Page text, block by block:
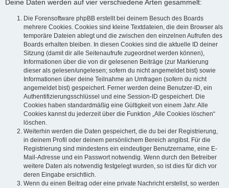
Deine Daten werden auf vier verschiedene Arten gesammelt:
Die Forensoftware phpBB erstellt bei deinem Besuch des Boards
mehrere Cookies. Cookies sind kleine Textdateien, die dein Browser als
temporäre Dateien ablegt und die zwischen den einzelnen Aufrufen des
Boards erhalten bleiben. In diesen Cookies sind die aktuelle ID deiner
Sitzung (damit dir alle Seitenaufrufe zugeordnet werden können),
Informationen über die von dir gelesenen Beiträge (zur Markierung
dieser als gelesen/ungelesen; sofern du nicht angemeldet bist) sowie
Informationen über deine Teilnahme an Umfragen (sofern du nicht
angemeldet bist) gespeichert. Ferner werden deine Benutzer-ID, ein
Authentifizierungsschlüssel und eine Session-ID gespeichert. Die
Cookies haben standardmäßig eine Gültigkeit von einem Jahr. Alle
Cookies kannst du jederzeit über die Funktion „Alle Cookies löschen“
löschen.
Weiterhin werden die Daten gespeichert, die du bei der Registrierung,
in deinem Profil oder deinem persönlichem Bereich angibst. Für die
Registrierung sind mindestens ein eindeutiger Benutzername, eine E-
Mail-Adresse und ein Passwort notwendig. Wenn durch den Betreiber
weitere Daten als notwendig festgelegt wurden, so ist dies für dich vor
deren Eingabe ersichtlich.
Wenn du einen Beitrag oder eine private Nachricht erstellst, so werden